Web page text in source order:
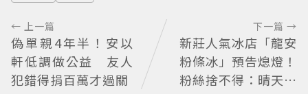
← 上一篇
偽單親4年半！安以
軒低調做公益 友人
犯錯得捐百萬才過關
下一篇 →
新莊人氣冰店「龍安
粉條冰」預告熄燈！
粉絲捨不得：晴天霹